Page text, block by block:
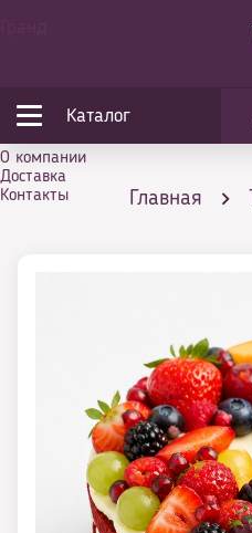
Каталог
О компании
Доставка
Контакты
Главная